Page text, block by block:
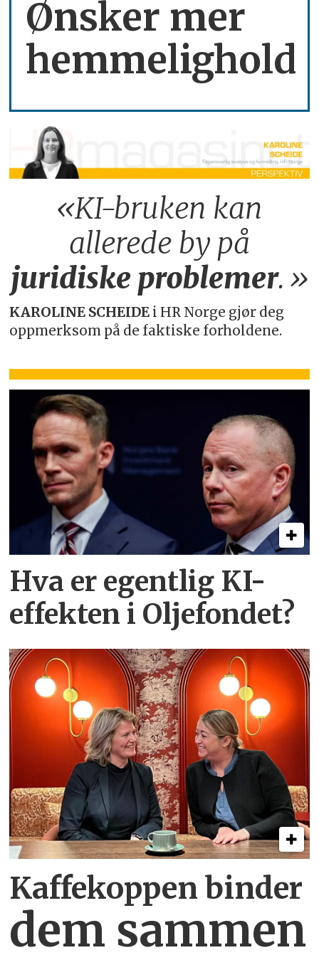
Ønsker mer
hemmelighold
«KI-bruken kan
allerede by på
juridiske problemer.»
KAROLINE SCHEIDE i HR Norge gjør deg
oppmerksom på de faktiske forholdene.
Hva er egentlig KI-
effekten i Oljefondet?
Kaffekoppen binder
dem sammen